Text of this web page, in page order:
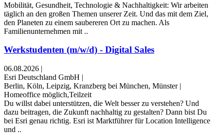
Mobilität, Gesundheit, Technologie & Nachhaltigkeit: Wir arbeiten
täglich an den großen Themen unserer Zeit. Und das mit dem Ziel,
den Planeten zu einem saubereren Ort zu machen. Als
Familienunternehmen mit ..
Werkstudenten (m/w/d) - Digital Sales
06.08.2026 |
Esri Deutschland GmbH |
Berlin, Köln, Leipzig, Kranzberg bei München, Münster |
Homeoffice möglich,Teilzeit
Du willst dabei unterstützen, die Welt besser zu verstehen? Und
dazu beitragen, die Zukunft nachhaltig zu gestalten? Dann bist Du
bei Esri genau richtig. Esri ist Marktführer für Location Intelligence
und ..